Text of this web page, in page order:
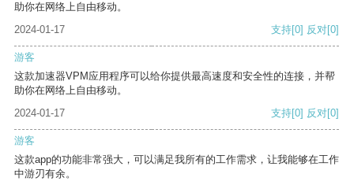
助你在网络上自由移动。
2024-01-17
支持[0] 反对[0]
游客
这款加速器VPM应用程序可以给你提供最高速度和安全性的连接，并帮
助你在网络上自由移动。
2024-01-17
支持[0] 反对[0]
游客
这款app的功能非常强大，可以满足我所有的工作需求，让我能够在工作
中游刃有余。